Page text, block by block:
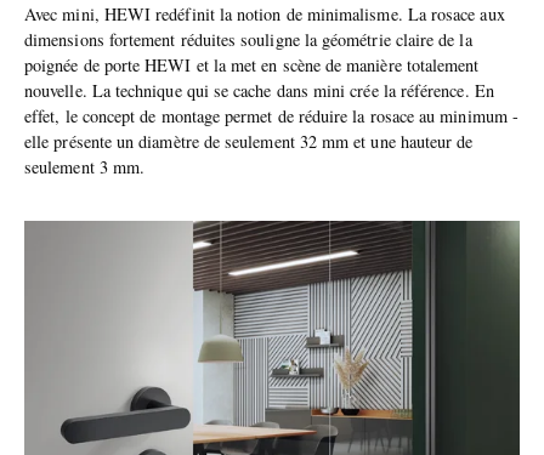
Avec mini, HEWI redéfinit la notion de minimalisme. La rosace aux
dimensions fortement réduites souligne la géométrie claire de la
poignée de porte HEWI et la met en scène de manière totalement
nouvelle. La technique qui se cache dans mini crée la référence. En
effet, le concept de montage permet de réduire la rosace au minimum -
elle présente un diamètre de seulement 32 mm et une hauteur de
seulement 3 mm.